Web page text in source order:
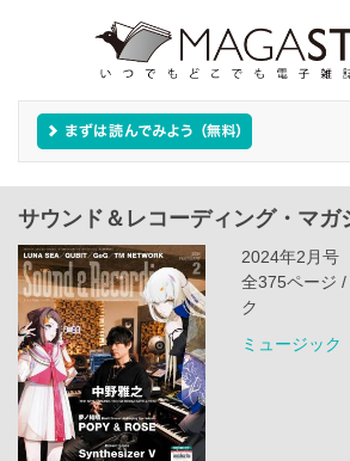
サウンド＆レコーディング・マガ
2024年2月号
全375ページ
ク
ミュージック